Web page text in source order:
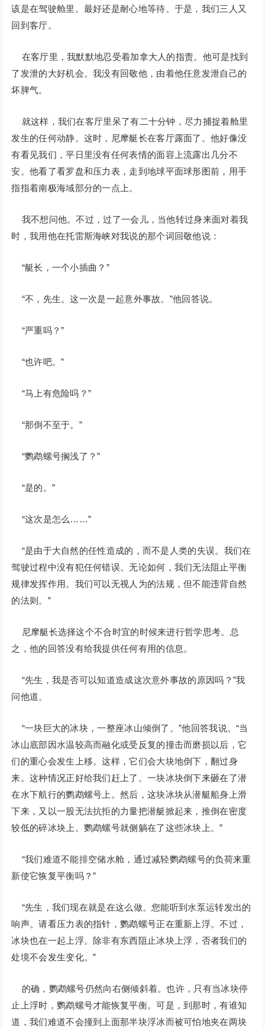
该是在驾驶舱里。最好还是耐心地等待。于是，我们三人又
回到客厅。
在客厅里，我默默地忍受着加拿大人的指责。他可是找到
了发泄的大好机会。我没有回敬他，由着他任意发泄自己的
坏脾气。
就这样，我们在客厅里呆了有二十分钟，尽力捕捉着舱里
发生的任何动静。这时，尼摩艇长在客厅露面了。他好像没
有看见我们，平日里没有任何表情的面容上流露出几分不
安。他看了看罗盘和压力表，走到地球平面球形图前，用手
指指着南极海域部分的一点上。
我不想问他。不过，过了一会儿，当他转过身来面对着我
时，我用他在托雷斯海峡对我说的那个词回敬他说：
“艇长，一个小插曲？”
“不，先生。这一次是一起意外事故。”他回答说。
“严重吗？”
“也许吧。”
“马上有危险吗？”
“那倒不至于。”
“鹦鹉螺号搁浅了？”
“是的。”
“这次是怎么……”
“是由于大自然的任性造成的，而不是人类的失误。我们在
驾驶过程中没有犯任何错误。无论如何，我们无法阻止平衡
规律发挥作用。我们可以无视人为的法规，但不能违背自然
的法则。”
尼摩艇长选择这个不合时宜的时候来进行哲学思考。总
之，他的回答没有给我提供任何有用的信息。
“先生，我是否可以知道造成这次意外事故的原因吗？”我
问他道。
“一块巨大的冰块，一整座冰山倾倒了。”他回答我说。“当
冰山底部因水温较高而融化或受反复的撞击而磨损以后，它
们的重心会发生上移。这样，它们会大块地倒下，翻过身
来。这种情况正好给我们赶上了。一块冰块倒下来砸在了潜
在水下航行的鹦鹉螺号上。然后，这块冰块从潜艇船身上滑
下来，又以一股无法抗拒的力量把潜艇掀起来，推倒在密度
较低的碎冰块上。鹦鹉螺号就侧躺在了这些冰块上。”
“我们难道不能排空储水舱，通过减轻鹦鹉螺号的负荷来重
新使它恢复平衡吗？”
“先生，我们现在就是在这么做。您能听到水泵运转发出的
响声。请看压力表的指针，鹦鹉螺号正在重新上浮。不过，
冰块也在一起上浮。除非有东西阻止冰块上浮，否者我们的
处境不会发生变化。”
的确，鹦鹉螺号仍然向右侧倾斜着。也许，只有当冰块停
止上浮时，鹦鹉螺号才能恢复平衡。可是，到那时，有谁知
道，我们难道不会撞到上面那半块浮冰而被可怕地夹在两块